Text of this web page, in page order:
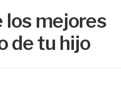
los mejores
de tu hijo